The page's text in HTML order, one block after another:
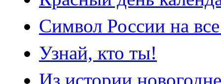
Символ России на
Узнай, кто ты!